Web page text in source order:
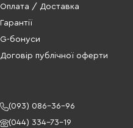
Оплата / Доставка
Гарантії
G-бонуси
Договір публічної оферти
(093) 086-36-96
(044) 334-73-19